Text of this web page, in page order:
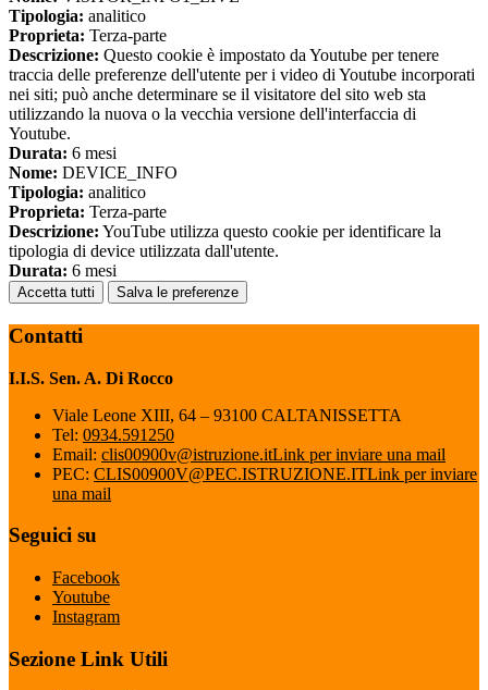
Tipologia: analitico
Proprieta: Terza-parte
Descrizione: Questo cookie è impostato da Youtube per tenere
traccia delle preferenze dell'utente per i video di Youtube incorporati
nei siti; può anche determinare se il visitatore del sito web sta
utilizzando la nuova o la vecchia versione dell'interfaccia di
Youtube.
Durata: 6 mesi
Nome: DEVICE_INFO
Tipologia: analitico
Proprieta: Terza-parte
Descrizione: YouTube utilizza questo cookie per identificare la
tipologia di device utilizzata dall'utente.
Durata: 6 mesi
Accetta tutti Salva le preferenze
Contatti
I.I.S. Sen. A. Di Rocco
Viale Leone XIII, 64 – 93100 CALTANISSETTA
Tel: 0934.591250
Email: clis00900v@istruzione.itLink per inviare una mail
PEC: CLIS00900V@PEC.ISTRUZIONE.ITLink per inviare
una mail
Seguici su
Facebook
Youtube
Instagram
Sezione Link Utili